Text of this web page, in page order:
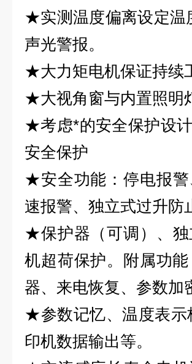
★实测温度偏离设定温
声光警报。
★大力矩电机保证持续
★大视角窗与内置照明
★考虑*的安全保护设
安全保护
★安全功能：停电报
速报警、独立式过升防
★保护器（可调）、
机超荷保护。附属功
器、来电恢复、参数加
★参数记忆、温度表示
印机数据输出等。